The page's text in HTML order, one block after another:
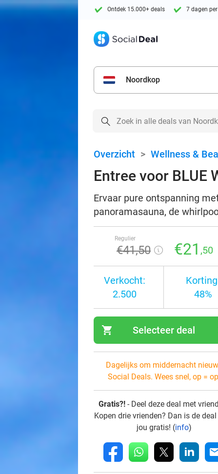
Ontdek 15.000+ deals 7 dagen
Noordkop
Overzicht > Wellness &
Entree voor BLUE
Ervaar pure ontspanning
panoramasauna, de
Regulier
€41,50 €21 ,50
Verkocht:
2.500
48%
shopping_cart Selecteer deal
Dagelijks om middernacht
Social Deals. Wees snel, op =
Gratis?! - Deel deze deal met
Kopen drie vrienden? Dan is de
jou gratis! (info)
fb whatsapp linkedin